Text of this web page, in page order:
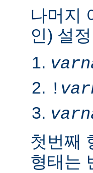
나머지
인) 설
!
첫번째
형태는